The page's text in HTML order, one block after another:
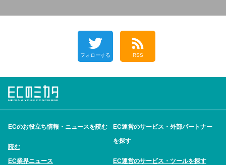
フォローする RSS
ECのお役立ち情報・ニュースを読む
読む
EC業界ニュース
EC運営のサービス・外部パートナー
を探す
EC運営のサービス・ツールを探す